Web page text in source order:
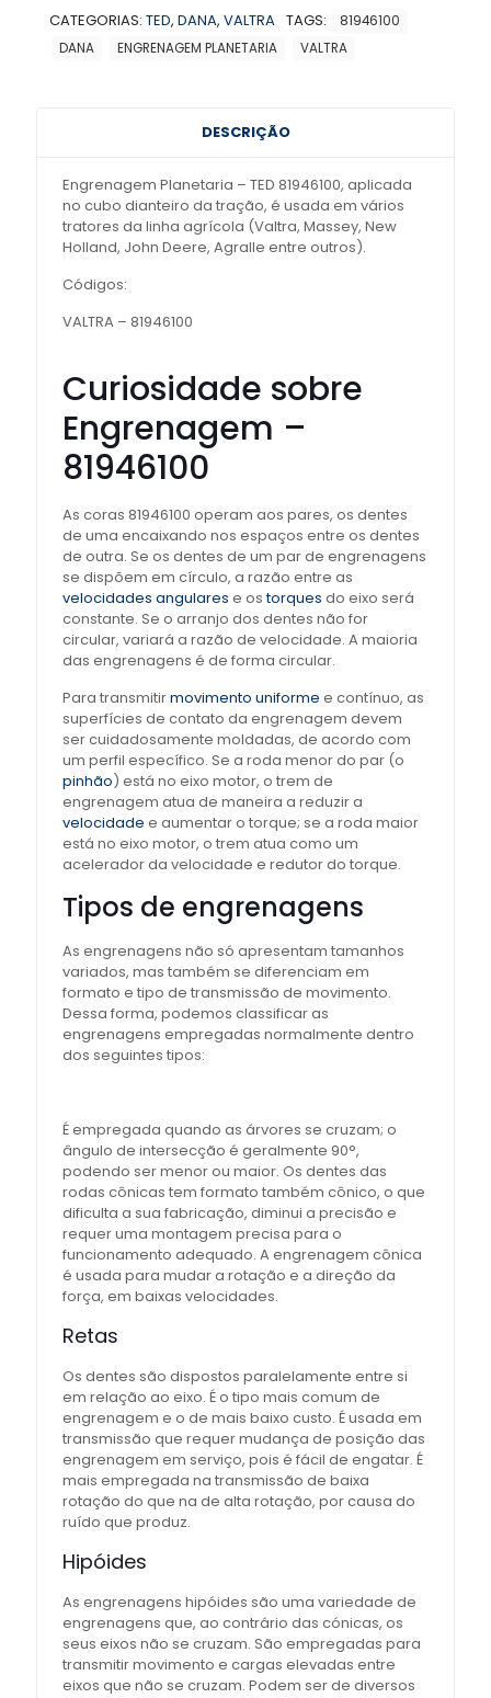
CATEGORIAS: TED, DANA, VALTRA TAGS:
81946100
DANA
ENGRENAGEM PLANETARIA VALTRA
DESCRIÇÃO
Engrenagem Planetaria – TED 81946100, aplicada
no cubo dianteiro da tração, é usada em vários
tratores da linha agrícola (Valtra, Massey, New
Holland, John Deere, Agralle entre outros).
Códigos:
VALTRA – 81946100
Curiosidade sobre
Engrenagem –
81946100
As coras 81946100 operam aos pares, os dentes
de uma encaixando nos espaços entre os dentes
de outra. Se os dentes de um par de engrenagens
se dispõem em círculo, a razão entre as
velocidades angulares e ostorques do eixo será
constante. Se o arranjo dos dentes não for
circular, variará a razão de velocidade. A maioria
das engrenagens é de forma circular.
Para transmitirmovimento uniforme e contínuo, as
superfícies de contato da engrenagem devem
ser cuidadosamente moldadas, de acordo com
um perfil específico. Se a roda menor do par (o
pinhão) está no eixo motor, o trem de
engrenagem atua de maneira a reduzir a
velocidade e aumentar o torque; se a roda maior
está no eixo motor, o trem atua como um
acelerador da velocidade e redutor do torque.
Tipos de engrenagens
As engrenagens não só apresentam tamanhos
variados, mas também se diferenciam em
formato e tipo de transmissão de movimento.
Dessa forma, podemos classificar as
engrenagens empregadas normalmente dentro
dos seguintes tipos:
É empregada quando as árvores se cruzam; o
ângulo de intersecção é geralmente 90°,
podendo ser menor ou maior. Os dentes das
rodas cônicas tem formato também cônico, o que
dificulta a sua fabricação, diminui a precisão e
requer uma montagem precisa para o
funcionamento adequado. A engrenagem cônica
é usada para mudar a rotação e a direção da
força, em baixas velocidades.
Retas
Os dentes são dispostos paralelamente entre si
em relação ao eixo. É o tipo mais comum de
engrenagem e o de mais baixo custo. É usada em
transmissão que requer mudança de posição das
engrenagem em serviço, pois é fácil de engatar. É
mais empregada na transmissão de baixa
rotação do que na de alta rotação, por causa do
ruído que produz.
Hipóides
As engrenagens hipóides são uma variedade de
engrenagens que, ao contrário das cónicas, os
seus eixos não se cruzam. São empregadas para
transmitir movimento e cargas elevadas entre
eixos que não se cruzam. Podem ser de diversos